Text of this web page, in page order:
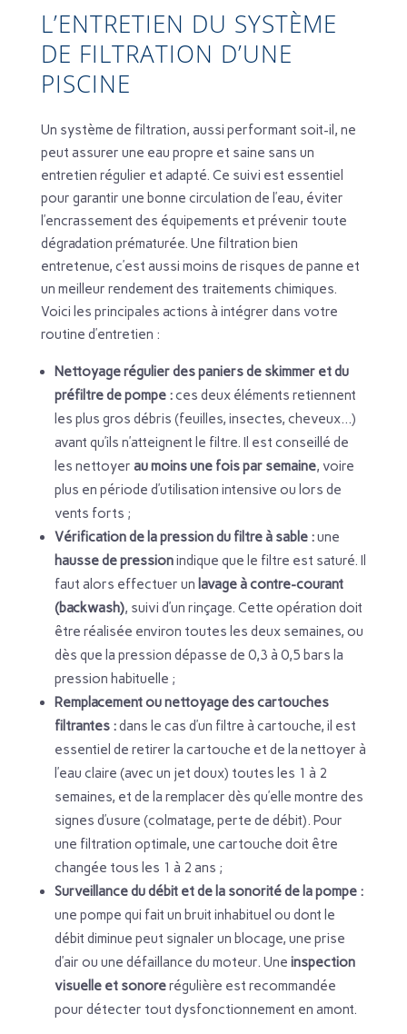
L’ENTRETIEN DU SYSTÈME
DE FILTRATION D’UNE
PISCINE
Un système de filtration, aussi performant soit-il, ne
peut assurer une eau propre et saine sans un
entretien régulier et adapté. Ce suivi est essentiel
pour garantir une bonne circulation de l’eau, éviter
l’encrassement des équipements et prévenir toute
dégradation prématurée. Une filtration bien
entretenue, c’est aussi moins de risques de panne et
un meilleur rendement des traitements chimiques.
Voici les principales actions à intégrer dans votre
routine d’entretien :
Nettoyage régulier des paniers de skimmer et du
préfiltre de pompe :ces deux éléments retiennent
les plus gros débris (feuilles, insectes, cheveux…)
avant qu’ils n’atteignent le filtre. Il est conseillé de
les nettoyer au moins une fois par semaine, voire
plus en période d’utilisation intensive ou lors de
vents forts ;
Vérification de la pression du filtre à sable :une
hausse de pressionindique que le filtre est saturé. Il
faut alors effectuer un lavage à contre-courant
(backwash), suivi d’un rinçage. Cette opération doit
être réalisée environ toutes les deux semaines, ou
dès que la pression dépasse de 0,3 à 0,5 bars la
pression habituelle ;
Remplacement ou nettoyage des cartouches
filtrantes :dans le cas d’un filtre à cartouche, il est
essentiel de retirer la cartouche et de la nettoyer à
l’eau claire (avec un jet doux) toutes les 1 à 2
semaines, et de la remplacer dès qu’elle montre des
signes d’usure (colmatage, perte de débit). Pour
une filtration optimale, une cartouche doit être
changée tous les 1 à 2 ans ;
Surveillance du débit et de la sonorité de la pompe :
une pompe qui fait un bruit inhabituel ou dont le
débit diminue peut signaler un blocage, une prise
d’air ou une défaillance du moteur. Une inspection
visuelle et sonorerégulière est recommandée
pour détecter tout dysfonctionnement en amont.